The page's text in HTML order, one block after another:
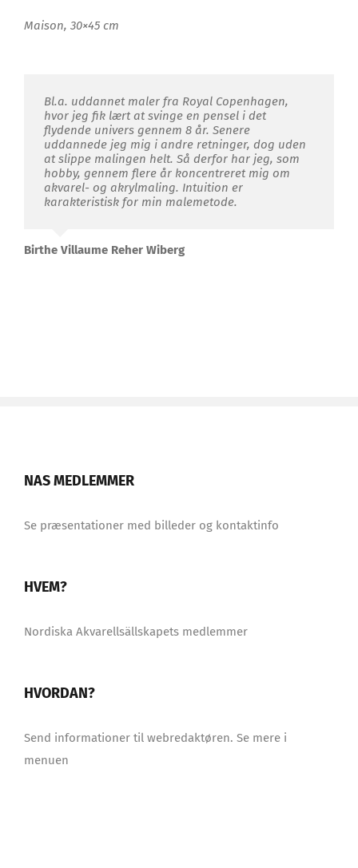
Maison, 30×45 cm
Bl.a. uddannet maler fra Royal Copenhagen,
hvor jeg fik lært at svinge en pensel i det
flydende univers gennem 8 år. Senere
uddannede jeg mig i andre retninger, dog uden
at slippe malingen helt. Så derfor har jeg, som
hobby, gennem flere år koncentreret mig om
akvarel- og akrylmaling. Intuition er
karakteristisk for min malemetode.
Birthe Villaume Reher Wiberg
NAS MEDLEMMER
Se præsentationer med billeder og kontaktinfo
HVEM?
Nordiska Akvarellsällskapets medlemmer
HVORDAN?
Send informationer til webredaktøren. Se mere i
menuen